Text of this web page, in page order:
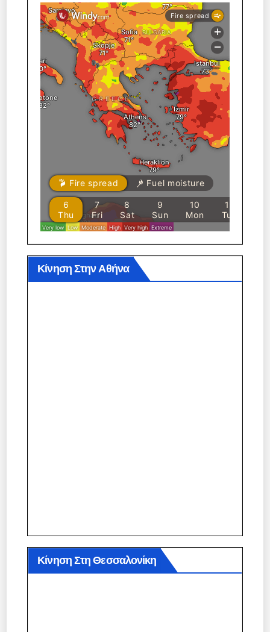
Κίνηση Στην Αθήνα
Κίνηση Στη Θεσσαλονίκη